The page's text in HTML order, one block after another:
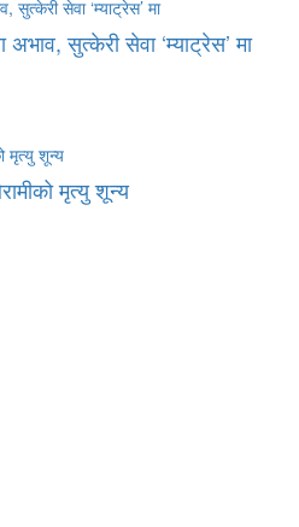
सुत्केरी सेवा ‘म्याट्रेस’ मा
मृत्यु शून्य